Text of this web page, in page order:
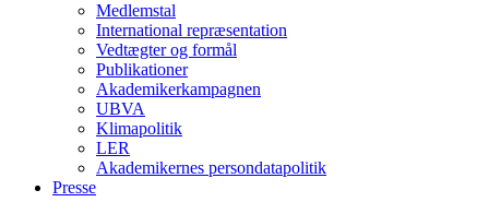
Medlemstal
International repræsentation
Vedtægter og formål
Publikationer
Akademikerkampagnen
UBVA
Klimapolitik
LER
Akademikernes persondatapolitik
Presse